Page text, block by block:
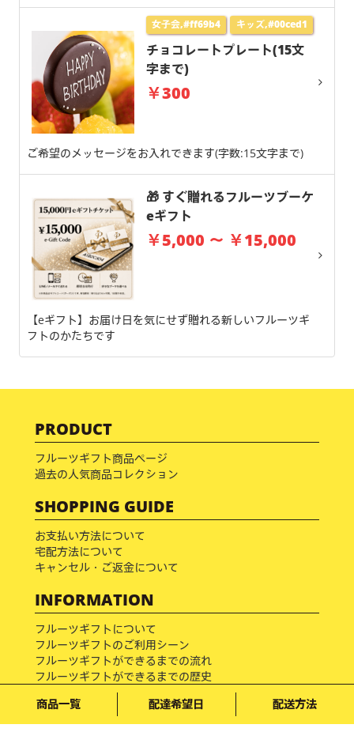
女子会,#ff69b4 キッズ,#00ced1
チョコレートプレート(15文
字まで)
￥300
ご希望のメッセージをお入れできます(字数:15文字まで)
🎁 すぐ贈れるフルーツブーケ
eギフト
￥5,000 ～ ￥15,000
【eギフト】お届け日を気にせず贈れる新しいフルーツギ
フトのかたちです
PRODUCT
フルーツギフト商品ページ
過去の人気商品コレクション
SHOPPING GUIDE
お支払い方法について
宅配方法について
キャンセル・ご返金について
INFORMATION
フルーツギフトについて
フルーツギフトのご利用シーン
フルーツギフトができるまでの流れ
フルーツギフトができるまでの歴史
フルーツ百科事典
メディア掲載
商品一覧 配達希望日 配送方法